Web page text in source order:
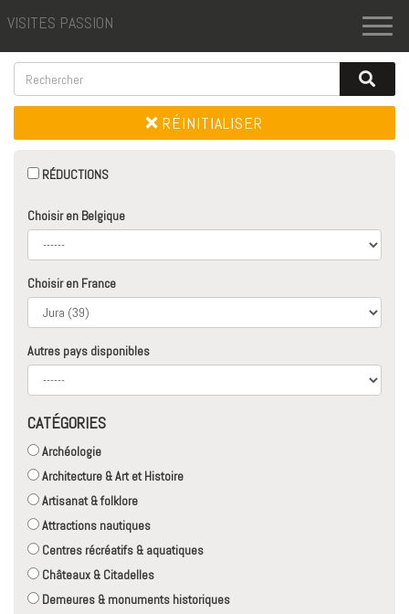
VISITES PASSION
RÉINITIALISER
RÉDUCTIONS
Choisir en Belgique
Choisir en France
Autres pays disponibles
CATÉGORIES
Archéologie
Architecture & Art et Histoire
Artisanat & folklore
Attractions nautiques
Centres récréatifs & aquatiques
Châteaux & Citadelles
Demeures & monuments historiques